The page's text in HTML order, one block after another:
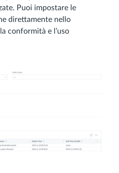
Puoi impostare le
direttamente nello
conformità e l’uso